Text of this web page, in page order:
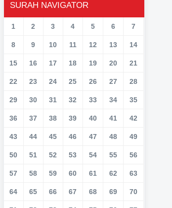
SURAH NAVIGATOR
1 2 3 4 5 6 7
8 9 10 11 12 13 14
15 16 17 18 19 20 21
22 23 24 25 26 27 28
29 30 31 32 33 34 35
36 37 38 39 40 41 42
43 44 45 46 47 48 49
50 51 52 53 54 55 56
57 58 59 60 61 62 63
64 65 66 67 68 69 70